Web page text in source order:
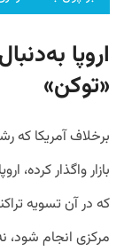
اروپا
«توکن»
برخلاف آمریکا که
بازار واگذار
که در آن تسویه
مرکزی انجام